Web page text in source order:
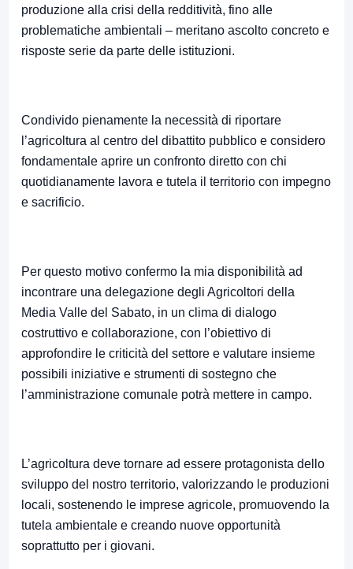
produzione alla crisi della redditività, fino alle
problematiche ambientali – meritano ascolto concreto e
risposte serie da parte delle istituzioni.
Condivido pienamente la necessità di riportare
l’agricoltura al centro del dibattito pubblico e considero
fondamentale aprire un confronto diretto con chi
quotidianamente lavora e tutela il territorio con impegno
e sacrificio.
Per questo motivo confermo la mia disponibilità ad
incontrare una delegazione degli Agricoltori della
Media Valle del Sabato, in un clima di dialogo
costruttivo e collaborazione, con l’obiettivo di
approfondire le criticità del settore e valutare insieme
possibili iniziative e strumenti di sostegno che
l’amministrazione comunale potrà mettere in campo.
L’agricoltura deve tornare ad essere protagonista dello
sviluppo del nostro territorio, valorizzando le produzioni
locali, sostenendo le imprese agricole, promuovendo la
tutela ambientale e creando nuove opportunità
soprattutto per i giovani.